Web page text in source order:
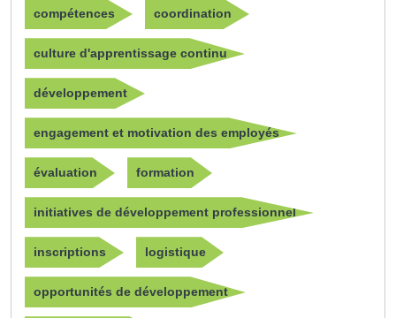
compétences coordination
culture d'apprentissage continu
développement
engagement et motivation des employés
évaluation formation
initiatives de développement professionnel
inscriptions logistique
opportunités de développement